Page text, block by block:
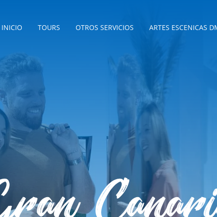
INICIO TOURS OTROS SERVICIOS ARTES ESCENICAS